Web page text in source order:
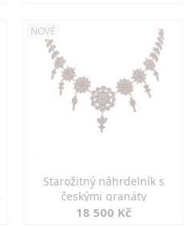
NOVÉ
Starožitný náhrdelník s
českými granáty
18 500 Kč